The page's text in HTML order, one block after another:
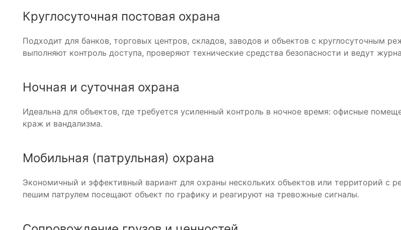
Круглосуточная постовая охрана
Подходит для банков, торговых центров, складов, заводов и объектов с круглосуточным
выполняют контроль доступа, проверяют технические средства безопасности и ведут
Ночная и суточная охрана
Идеальна для объектов, где требуется усиленный контроль в ночное время: офисные
краж и вандализма.
Мобильная (патрульная) охрана
Экономичный и эффективный вариант для охраны нескольких объектов или территорий с
пешим патрулем посещают объект по графику и реагируют на тревожные сигналы.